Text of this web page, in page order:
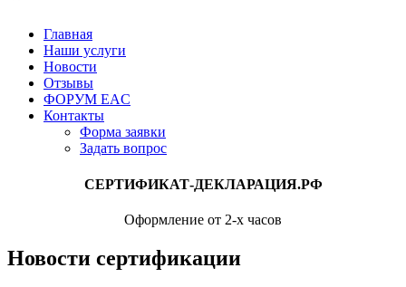
Главная
Наши услуги
Новости
Отзывы
ФОРУМ EAC
Контакты
Форма заявки
Задать вопрос
СЕРТИФИКАТ-ДЕКЛАРАЦИЯ.РФ
Оформление от 2-х часов
Новости сертификации